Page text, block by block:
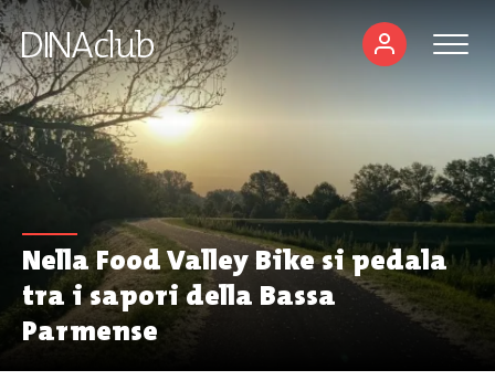
Nella Food Valley Bike si pedala
tra i sapori della Bassa
Parmense